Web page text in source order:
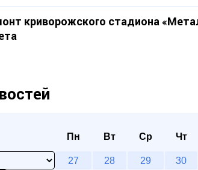
криворожского стадиона
Пн Вт Ср Чт
27 28 29 30